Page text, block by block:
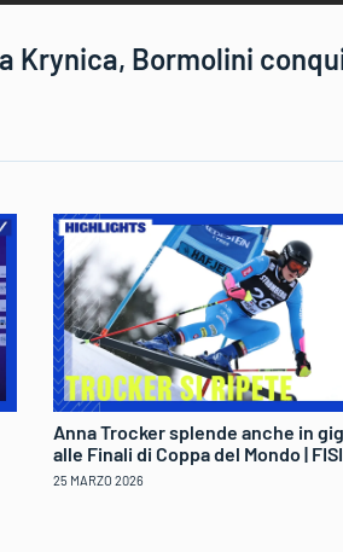
Krynica, Bormolini
Anna Trocker splende anche in
alle Finali di Coppa del Mondo |
25 MARZO 2026